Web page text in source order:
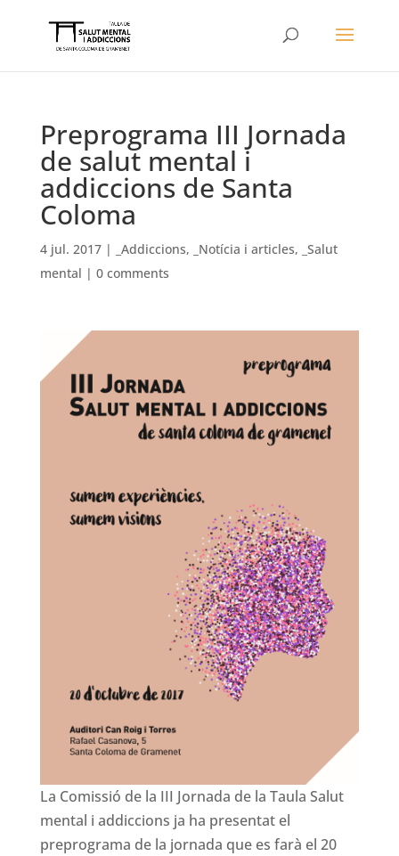
Preprograma III Jornada
de salut mental i
addiccions de Santa
Coloma
4 jul. 2017| _Addiccions, _Notícia i articles, _Salut
mental | 0 comments
La Comissió de la III Jornada de la Taula Salut
mental i addiccions ja ha presentat el
preprograma de la jornada que es farà el 20